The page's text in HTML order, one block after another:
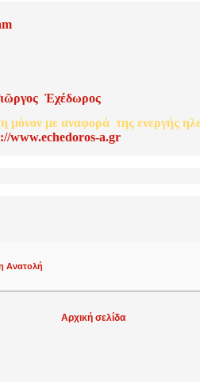
Ἐχέδωρος
μόνον με αναφορά της ενεργής
://www.echedoros-a.gr
Ανατολή
Αρχική σελίδα